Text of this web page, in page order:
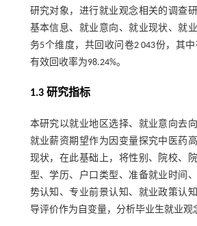
研究对象，进行就业观念相关的调查
基本信息、就业意向、就业现状、就
务5个维度，共回收问卷2 043份，其中
有效回收率为98.24%。
1.3 研究指标
本研究以就业地区选择、就业意向去
就业薪资期望作为因变量探究中医药
现状，在此基础上，将性别、院校、
型、学历、户口类型、准备就业时间
势认知、专业前景认知、就业政策认
导评价作为自变量，分析毕业生就业观